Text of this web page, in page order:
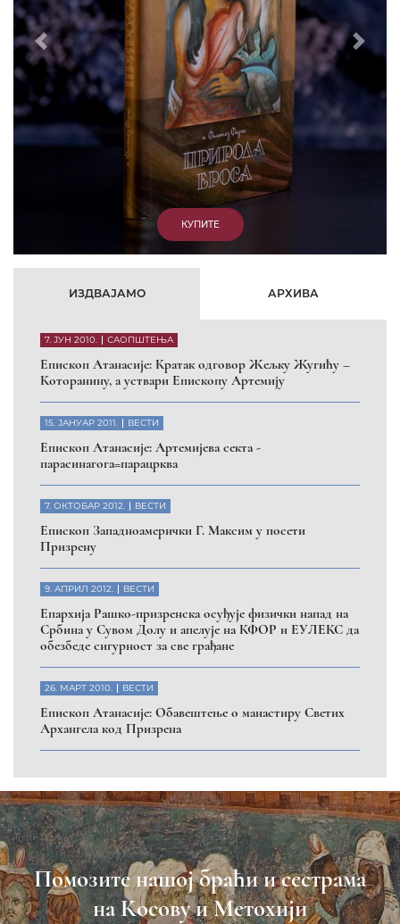
КУПИТЕ
Prethodni
ИЗДВАЈАМО АРХИВА
7. ЈУН 2010. САОПШТЕЊА
Eпископ Атанасије: Кратак одговор Жељку Жугићу –
Которанину, а уствари Епископу Артемију
15. ЈАНУАР 2011. ВЕСТИ
Eпископ Атанасије: Артемијева секта -
парасинагога=парацрква
7. ОКТОБАР 2012. ВЕСТИ
Eпископ Западноамерички Г. Максим у посети
Призрену
9. АПРИЛ 2012. ВЕСТИ
Eпархија Рашко-призренска осуђује физички напад на
Србина у Сувом Долу и апелује на КФОР и ЕУЛЕКС да
обезбеде сигурност за све грађане
26. МАРТ 2010. ВЕСТИ
Eпископ Атанасије: Обавештење о манастиру Светих
Архангела код Призрена
Помозите нашој браћи и сестрама
на Косову и Метохији